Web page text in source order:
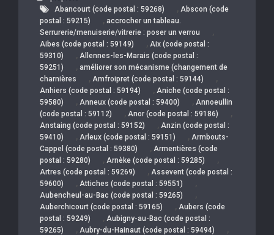
Abancourt (code postal : 59268)
, Abscon (code
postal : 59215)
, accrocher un tableau.
Serrurerie/menuiserie/vitrerie : poser un verrou
,
Aibes (code postal : 59149) , Aix (code postal :
59310)
, Allennes-les-Marais (code postal :
59251)
, améliorer son mécanisme (changement de
charnières
, Amfroipret (code postal : 59144) ,
Anhiers (code postal : 59194) , Aniche (code postal :
59580)
, Anneux (code postal : 59400) , Annoeullin
(code postal : 59112)
, Anor (code postal : 59186) ,
Anstaing (code postal : 59152) , Anzin (code postal :
59410)
, Arleux (code postal : 59151) , Armbouts-
Cappel (code postal : 59380)
, Armentières (code
postal : 59280)
, Arnèke (code postal : 59285) ,
Artres (code postal : 59269) , Assevent (code postal :
59600)
, Attiches (code postal : 59551) ,
Aubencheul-au-Bac (code postal : 59265) ,
Auberchicourt (code postal : 59165) , Aubers (code
postal : 59249)
, Aubigny-au-Bac (code postal :
59265)
, Aubry-du-Hainaut (code postal : 59494) ,